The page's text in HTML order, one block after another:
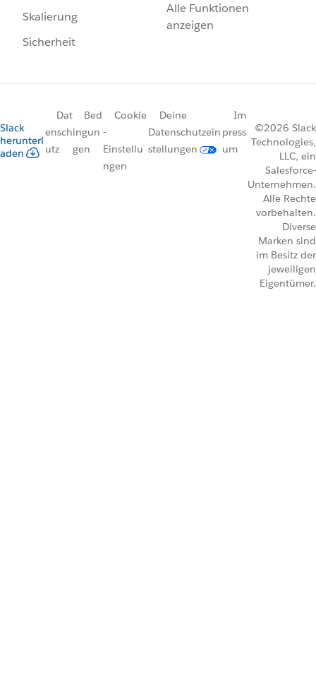
Skalierung
Sicherheit
Alle Funktionen
anzeigen
Slack
herunterl
aden
Dat
ensch
utz
Bed
ingun
gen
Cookie
-
Einstellu
ngen
Deine
Datenschutzein
stellungen
Im
press
um
©2026 Slack
Technologies,
LLC, ein
Salesforce-
Unternehmen.
Alle Rechte
vorbehalten.
Diverse
Marken sind
im Besitz der
jeweiligen
Eigentümer.